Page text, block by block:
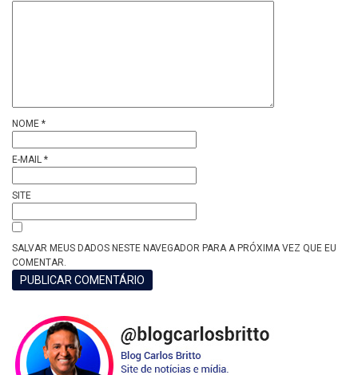
NOME *
E-MAIL *
SITE
SALVAR MEUS DADOS NESTE NAVEGADOR PARA A PRÓXIMA VEZ QUE EU
COMENTAR.